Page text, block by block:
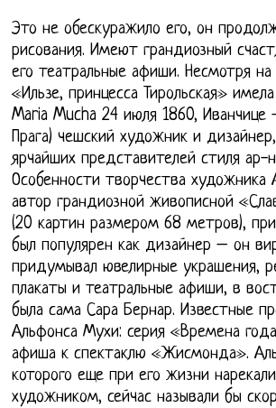
Это не обескуражило его, он
рисования. Имеют грандиозный
его театральные афиши. Несмотря на
«Ильзе, принцесса Тирольская»
Maria Mucha 24 июля 1860, Иванчице
Прага) чешский художник и
ярчайших представителей стиля ар-
Особенности творчества художника
автор грандиозной живописной
(20 картин размером 68 метров),
был популярен как дизайнер – он
придумывал ювелирные украшения,
плакаты и театральные афиши, в
была сама Сара Бернар. Известные
Альфонса Мухи: серия «Времена
афиша к спектаклю «Жисмонда».
которого еще при его жизни
художником, сейчас называли бы